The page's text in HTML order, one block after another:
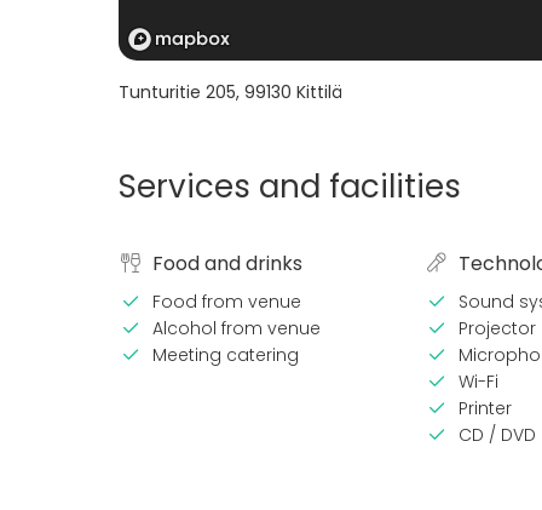
Tunturitie 205, 99130 Kittilä
Services and facilities
Food and drinks
Food from venue
Alcohol from venue
Meeting catering
Sound
Wi-Fi
Printer
CD /